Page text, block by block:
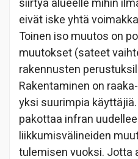
siirtyä alueelle mihin
eivät iske yhtä
Toinen iso muutos on
muutokset (sateet
rakennusten
Rakentaminen on
yksi suurimpia
pakottaa infran
liikkumisvälineiden
tulemisen vuoksi.